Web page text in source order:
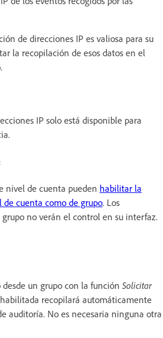
de direcciones IP es valiosa para su
la recopilación de esos datos en el
IP solo está disponible para
nivel de cuenta pueden habilitar la
cuenta como de grupo. Los
no verán el control en su interfaz.
un grupo con la función Solicitar
habilitada recopilará automáticamente
auditoría. No es necesaria ninguna otra